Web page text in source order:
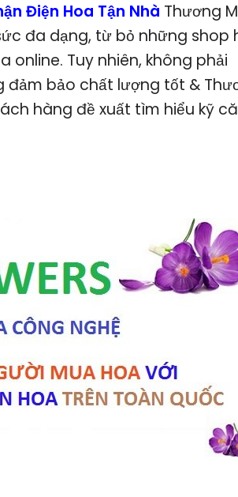
Điện Hoa Tận Nhà Thương
đa dạng, từ bỏ những shop
Tuy nhiên, không phải
đảm bảo chất lượng tốt &
hàng đề xuất tìm hiểu kỹ